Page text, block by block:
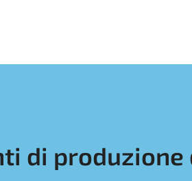
di produzione